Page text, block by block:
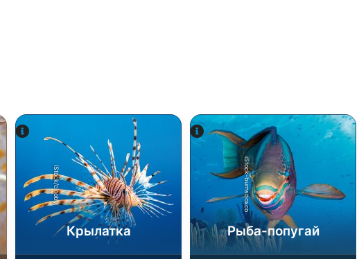
iStock/cinoby
Крылатка
iStock-burnsboxco
Рыба-попугай